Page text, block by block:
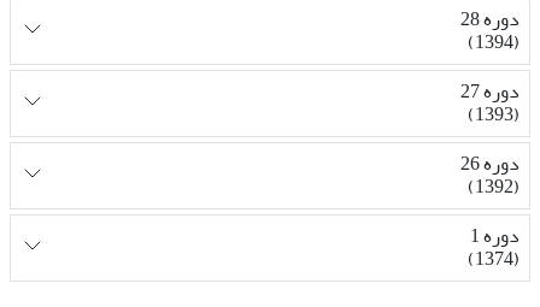
دوره 28
(1394)
دوره 27
(1393)
دوره 26
(1392)
دوره 1
(1374)